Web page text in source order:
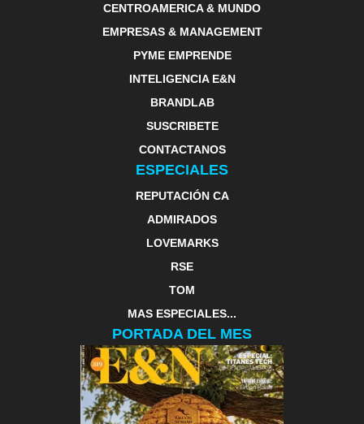
CENTROAMERICA & MUNDO
EMPRESAS & MANAGEMENT
PYME EMPRENDE
INTELIGENCIA E&N
BRANDLAB
SUSCRIBETE
CONTACTANOS
ESPECIALES
REPUTACIÓN CA
ADMIRADOS
LOVEMARKS
RSE
TOM
MAS ESPECIALES...
PORTADA DEL MES